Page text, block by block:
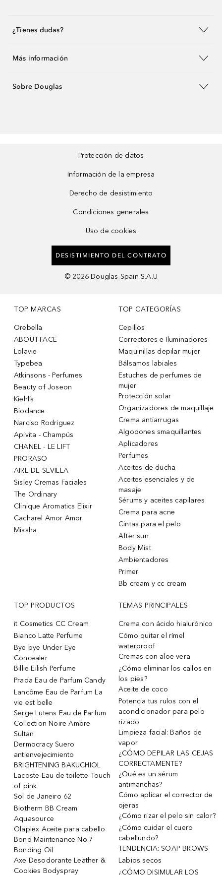
¿Tienes dudas?
Más información
Sobre Douglas
Protección de datos
Información de la empresa
Derecho de desistimiento
Condiciones generales
Uso de cookies
DESISTIMIENTO DEL CONTRATO
© 2026 Douglas Spain S.A.U
TOP MARCAS
Orebella
ABOUT-FACE
Lolavie
Typebea
Atkinsons - Perfumes
Beauty of Joseon
Kiehl’s
Biodance
Narciso Rodriguez
Apivita - Champús
CHANEL - LE LIFT
PRORASO
AIRE DE SEVILLA
Sisley Cremas Faciales
The Ordinary
Clinique Aromatics Elixir
Cacharel Amor Amor
Missha
TOP CATEGORÍAS
Cepillos
Correctores e Iluminadores
Maquinillas depilar mujer
Bálsamos labiales
Estuches de perfumes de
mujer
Protección solar
Organizadores de maquillaje
Crema antiarrugas
Algodones smaquillantes
Aplicadores
Perfumes
Aceites de ducha
Aceites esenciales y de
masaje
Sérums y aceites capilares
Crema para acne
Cintas para el pelo
After sun
Body Mist
Ambientadores
Primer
Bb cream y cc cream
TOP PRODUCTOS
it Cosmetics CC Cream
Bianco Latte Perfume
Bye bye Under Eye
Concealer
Billie Eilish Perfume
Prada Eau de Parfum Candy
Lancôme Eau de Parfum La
vie est belle
Serge Lutens Eau de Parfum
Collection Noire Ambre
Sultan
Dermocracy Suero
antienvejecimiento
BRIGHTENING BAKUCHIOL
Lacoste Eau de toilette Touch
of pink
Sol de Janeiro 62
Biotherm BB Cream
Aquasource
Olaplex Aceite para cabello
Bond Maintenance No.7
Bonding Oil
Axe Desodorante Leather &
Cookies Bodyspray
TEMAS PRINCIPALES
Crema con ácido hialurónico
Cómo quitar el rímel
waterproof
Cremas con aloe vera
¿Cómo eliminar los callos en
los pies?
Aceite de coco
Potencia tus rulos con el
acondicionador para pelo
rizado
Limpieza facial: Baños de
vapor
¿CÓMO DEPILAR LAS CEJAS
CORRECTAMENTE?
¿Qué es un sérum
antimanchas?
Cómo aplicar el corrector de
ojeras
¿Cómo rizar el pelo sin calor?
¿Cómo cuidar el cuero
cabellundo?
TENDENCIA: SOAP BROWS
Labios secos
¿CÓMO DISIMULAR LOS